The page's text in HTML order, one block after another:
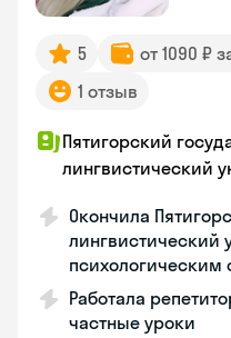
5 от 1090 ₽
1 отзыв
Пятигорский
лингвистический
Окончила
лингвистический
психологическим
Работала
частные уроки